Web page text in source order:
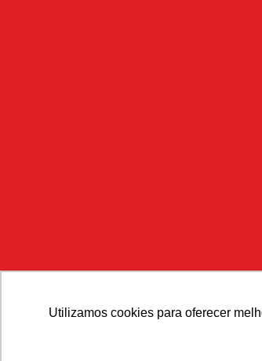
Utilizamos cookies para oferecer